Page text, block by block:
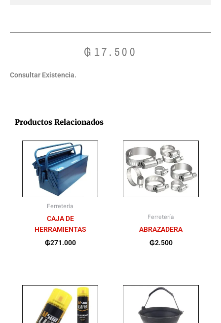
₲ 17.500
Consultar Existencia.
Productos Relacionados
Ferretería
CAJA DE
HERRAMIENTAS
₲271.000
Ferretería
ABRAZADERA
₲2.500